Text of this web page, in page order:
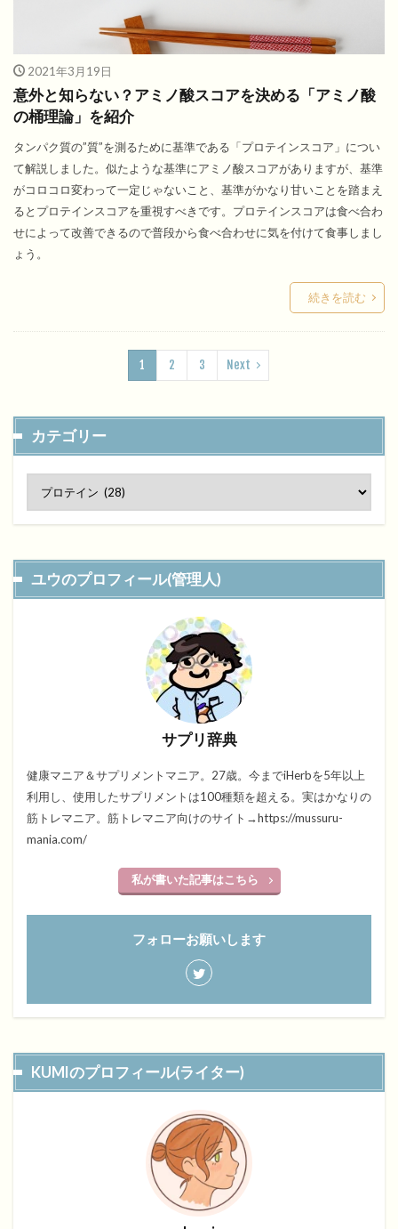
2021年3月19日
意外と知らない？アミノ酸スコアを決める「アミノ酸
の桶理論」を紹介
タンパク質の”質”を測るために基準である「プロテインスコア」につい
て解説しました。似たような基準にアミノ酸スコアがありますが、基準
がコロコロ変わって一定じゃないこと、基準がかなり甘いことを踏まえ
るとプロテインスコアを重視すべきです。プロテインスコアは食べ合わ
せによって改善できるので普段から食べ合わせに気を付けて食事しまし
ょう。
続きを読む
1 2 3 Next
カテゴリー
ユウのプロフィール(管理人)
サプリ辞典
健康マニア＆サプリメントマニア。27歳。今までiHerbを5年以上
利用し、使用したサプリメントは100種類を超える。実はかなりの
筋トレマニア。筋トレマニア向けのサイト→https://mussuru-
mania.com/
私が書いた記事はこちら
フォローお願いします
KUMIのプロフィール(ライター)